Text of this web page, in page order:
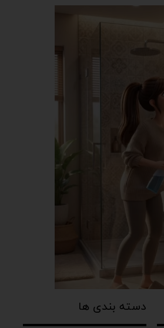
دسته بندی ها